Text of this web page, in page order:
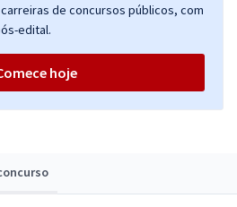
de concursos públicos, com
edital.
hoje